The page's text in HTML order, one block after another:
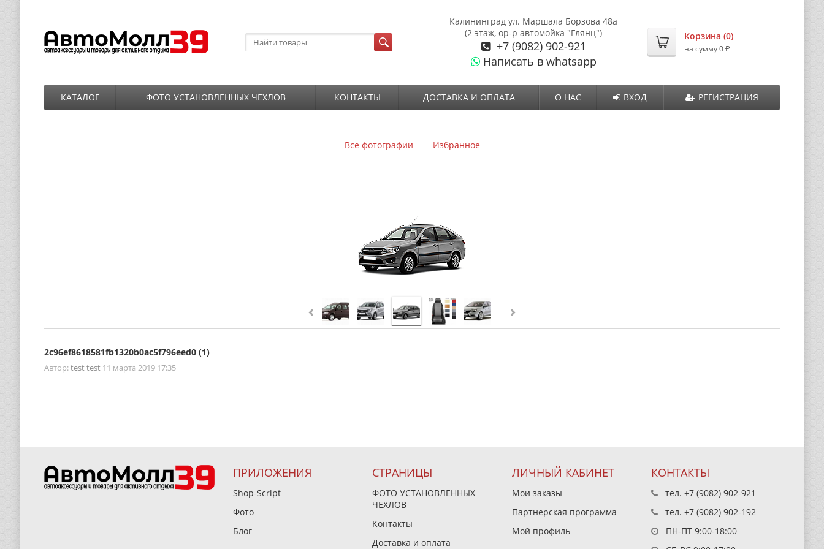
Калининград ул. Маршала Борзова 48а
(2 этаж, ор-р автомойка "Глянц")
+7 (9082) 902-921
Написать в whatsapp
Корзина (0)
на сумму0₽
КАТАЛОГ ФОТО УСТАНОВЛЕННЫХ ЧЕХЛОВ КОНТАКТЫ ДОСТАВКА И ОПЛАТА О НАС ВХОД РЕГИСТРАЦИЯ
Все фотографии Избранное
2c96ef8618581fb1320b0ac5f796eed0 (1)
Автор:test test 11 марта 2019 17:35
ПРИЛОЖЕНИЯ
Shop-Script
Фото
Блог
СТРАНИЦЫ
ФОТО УСТАНОВЛЕННЫХ
ЧЕХЛОВ
Контакты
Доставка и оплата
ЛИЧНЫЙ КАБИНЕТ
Мои заказы
Партнерская программа
Мой профиль
КОНТАКТЫ
тел.+7 (9082) 902-921
тел.+7 (9082) 902-192
ПН-ПТ 9:00-18:00